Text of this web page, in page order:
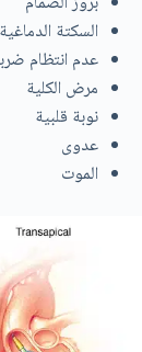
السكتة الدماغية
عدم انتظام
مرض الكلية
نوبة قلبية
عدوى
الموت